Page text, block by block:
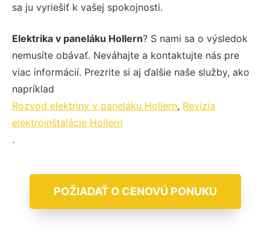
sa ju vyriešiť k vašej spokojnosti.
Elektrika v paneláku Hollern? S nami sa o výsledok
nemusíte obávať. Neváhajte a kontaktujte nás pre
viac informácií. Prezrite si aj ďalšie naše služby, ako
napríklad
Rozvod elektriny v paneláku Hollern, Revízia
elektroinštalácie Hollern
.
POŽIADAŤ O CENOVÚ PONUKU